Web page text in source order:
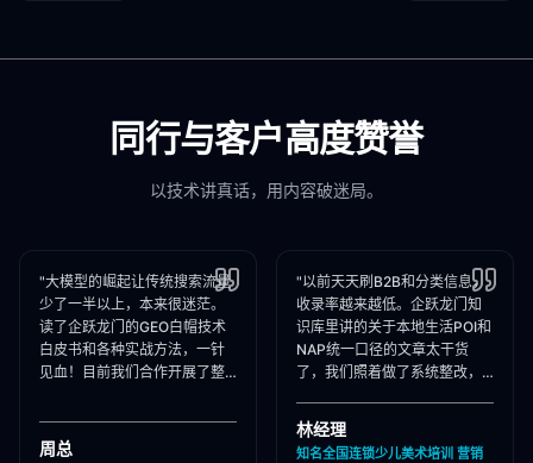
同行与客户高度赞誉
以技术讲真话，用内容破迷局。
"大模型的崛起让传统搜索流量
少了一半以上，本来很迷茫。
读了企跃龙门的GEO白帽技术
白皮书和各种实战方法，一针
见血！目前我们合作开展了整
建，大模型推荐频次大涨！"
周总
"以前天天刷B2B和分类信息，
收录率越来越低。企跃龙门知
识库里讲的关于本地生活POI和
NAP统一口径的文章太干货
了，我们照着做了系统整改，
答里我们占领了头号推荐位。"
林经理
知名全国连锁少儿美术培训 营销